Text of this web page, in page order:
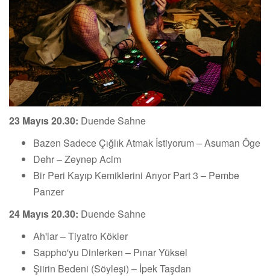
23 Mayıs 20.30: Duende Sahne
Bazen Sadece Çığlık Atmak İstiyorum – Asuman Öge
Dehr – Zeynep Acim
Bir Peri Kayıp Kemiklerini Arıyor Part 3 – Pembe
Panzer
24 Mayıs 20.30: Duende Sahne
Ah'lar – Tiyatro Kökler
Sappho'yu Dinlerken – Pınar Yüksel
Şiirin Bedeni (Söyleşi) – İpek Taşdan